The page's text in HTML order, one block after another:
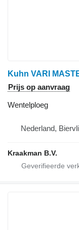
Kuhn VARI
Prijs op aanvraag
Wentelploeg
Nederland,
Kraakman B.V.